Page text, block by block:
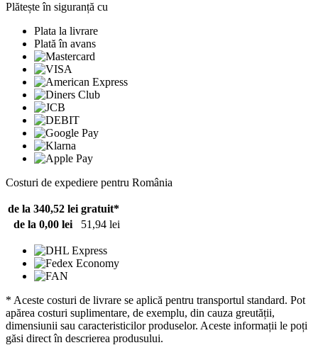
Plătește în siguranță cu
Plata la livrare
Plată în avans
Costuri de expediere pentru România
de la 340,52 lei gratuit*
de la 0,00 lei
51,94 lei
* Aceste costuri de livrare se aplică pentru transportul standard. Pot
apărea costuri suplimentare, de exemplu, din cauza greutății,
dimensiunii sau caracteristicilor produselor. Aceste informații le poți
găsi direct în descrierea produsului.